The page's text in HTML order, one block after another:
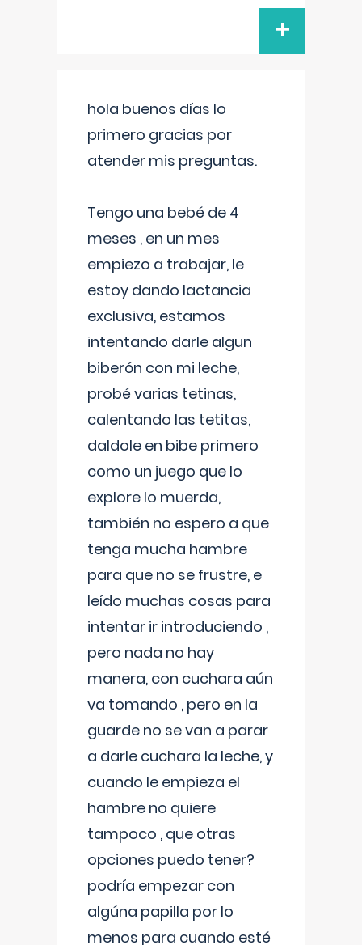
+
hola buenos días lo
primero gracias por
atender mis preguntas.
Tengo una bebé de 4
meses , en un mes
empiezo a trabajar, le
estoy dando lactancia
exclusiva, estamos
intentando darle algun
biberón con mi leche,
probé varias tetinas,
calentando las tetitas,
daldole en bibe primero
como un juego que lo
explore lo muerda,
también no espero a que
tenga mucha hambre
para que no se frustre, e
leído muchas cosas para
intentar ir introduciendo ,
pero nada no hay
manera, con cuchara aún
va tomando , pero en la
guarde no se van a parar
a darle cuchara la leche, y
cuando le empieza el
hambre no quiere
tampoco , que otras
opciones puedo tener?
podría empezar con
algúna papilla por lo
menos para cuando esté